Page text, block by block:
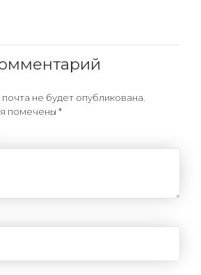
не будет опубликована.
помечены *